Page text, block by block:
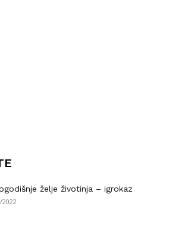
želje životinja – igrokaz
2022